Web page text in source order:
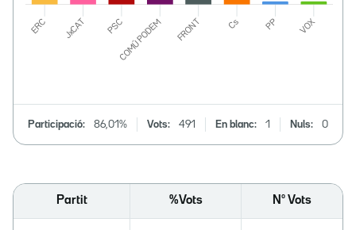
Participació: 86,01% Vots: 491 En blanc: 1 Nuls: 0
Partit %Vots Nº Vots